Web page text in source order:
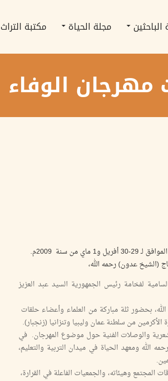
مجلة الحياة مكتبة التراث
مهرجان الوفاء
(الشيخ عدون) رحمه الله،
لفخامة رئيس الجمهورية السيد عبد العزيز
بحضور ثلة مباركة من العلماء وأعضاء حلقات
من سلطنة عمان وليبيا وتنزانيا (زنجبار).
والوصلات الفنية حول موضوع المهرجان. في
ومعهد الحياة في ميدان التربية والتعليم،
وهيئاته، والجمعيات الفاعلة في القرارة،